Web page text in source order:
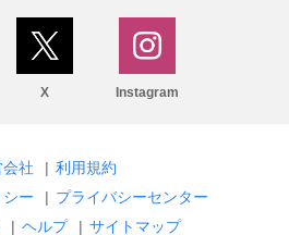
X Instagram
社 | 利用規約
ー
| プライバシーセンター
| ヘルプ | サイトマップ